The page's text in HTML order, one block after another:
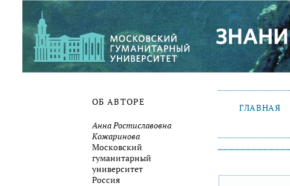
ОБ АВТОРЕ
Анна Ростиславовна
Кожаринова
Московский
гуманитарный
университет
Россия
ГЛАВНАЯ